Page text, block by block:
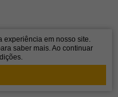
experiência em nosso site.
saber mais. Ao continuar